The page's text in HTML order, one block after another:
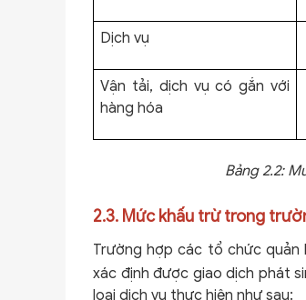
Dịch vụ
Vận tải, dịch vụ có gắn với
hàng hóa
Bảng 2.2:
2.3. Mức khấu trừ trong
Trường hợp các tổ chức quản
xác định được giao dịch phát
loại dịch vụ thực hiện như sau: